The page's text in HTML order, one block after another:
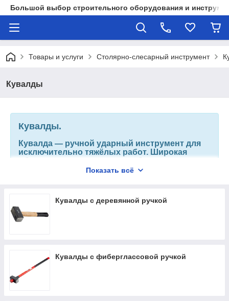
Большой выбор строительного оборудования и
Товары и услуги Столярно-слесарный инструмент
Кувалды
Кувалды.
Кувалда — ручной ударный инструмент для
исключительно тяжёлых работ. Широкая
область применения: может быть
использована в ковке, шиномонтаже,
-Тупоносая кувалда Масса 2—16 кг.
-Остроносая поперечная кувалда Масса 3—
8 кг.
Показать всё
Кувалды с деревянной ручкой
Кувалды с фиберглассовой ручкой